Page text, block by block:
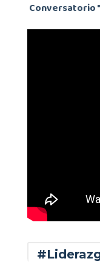
Conversatorio